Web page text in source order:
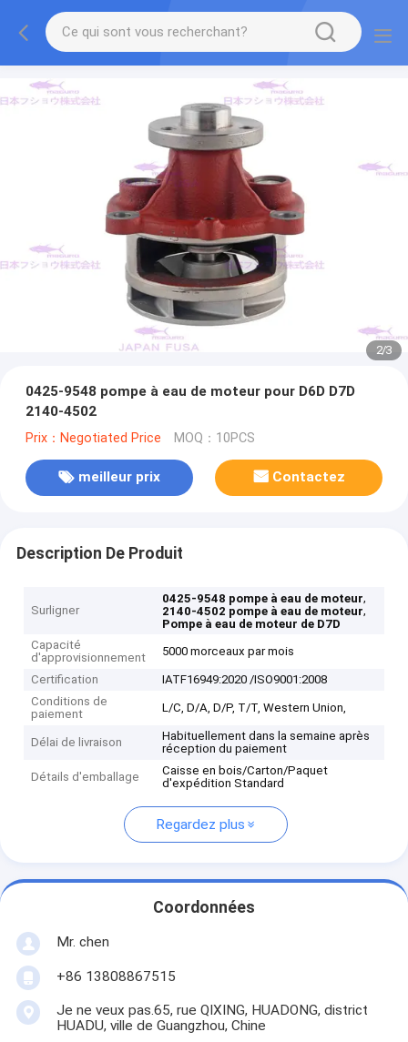
2/3
0425-9548 pompe à eau de moteur pour D6D D7D
2140-4502
Prix：Negotiated Price MOQ：10PCS
meilleur prix Contactez
Description De Produit
Surligner
0425-9548 pompe à eau de moteur,
2140-4502 pompe à eau de moteur,
Pompe à eau de moteur de D7D
Capacité
d'approvisionnement
5000 morceaux par mois
Certification
IATF16949:2020 /ISO9001:2008
Conditions de
paiement
L/C, D/A, D/P, T/T, Western Union,
Délai de livraison
Habituellement dans la semaine après
réception du paiement
Détails d'emballage
Caisse en bois/Carton/Paquet
d'expédition Standard
Regardez plus
Coordonnées
Mr. chen
+86 13808867515
Je ne veux pas.65, rue QIXING, HUADONG, district
HUADU, ville de Guangzhou, Chine